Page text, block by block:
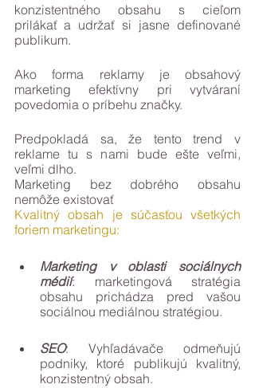
konzistentného obsahu s cieľom
prilákať a udržať si jasne definované
publikum.
Ako forma reklamy je obsahový
marketing efektívny pri vytváraní
povedomia o príbehu značky.
Predpokladá sa, že tento trend v
reklame tu s nami bude ešte veľmi,
veľmi dlho.
Marketing bez dobrého obsahu
nemôže existovať
Kvalitný obsah je súčasťou všetkých
foriem marketingu:
Marketing v oblasti sociálnych
médií: marketingová stratégia
obsahu prichádza pred vašou
sociálnou mediálnou stratégiou.
SEO: Vyhľadávače odmeňujú
podniky, ktoré publikujú kvalitný,
konzistentný obsah.